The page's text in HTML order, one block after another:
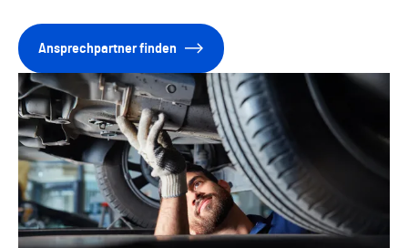
Ansprechpartner finden